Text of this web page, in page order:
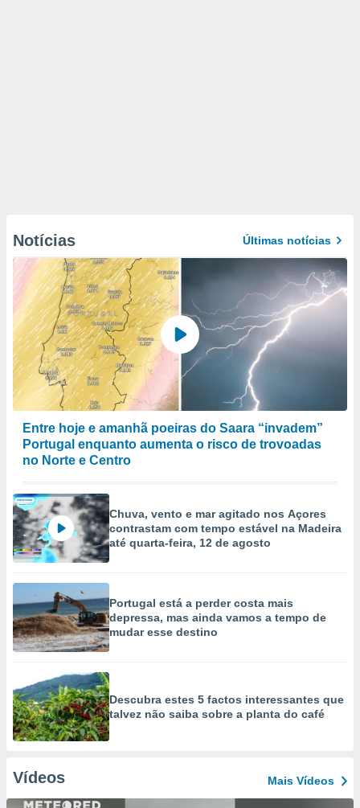
Notícias Últimas notícias
Entre hoje e amanhã poeiras do Saara “invadem”
Portugal enquanto aumenta o risco de trovoadas
no Norte e Centro
Chuva, vento e mar agitado nos Açores
contrastam com tempo estável na Madeira
até quarta-feira, 12 de agosto
Portugal está a perder costa mais
depressa, mas ainda vamos a tempo de
mudar esse destino
Descubra estes 5 factos interessantes que
talvez não saiba sobre a planta do café
Vídeos Mais Vídeos